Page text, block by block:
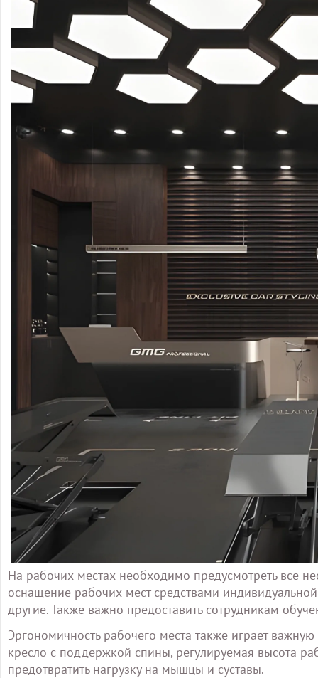
На рабочих местах необходимо предусмотреть все
оснащение рабочих мест средствами
другие. Также важно предоставить сотрудникам
Эргономичность рабочего места также играет
кресло с поддержкой спины, регулируемая высота
предотвратить нагрузку на мышцы и суставы.